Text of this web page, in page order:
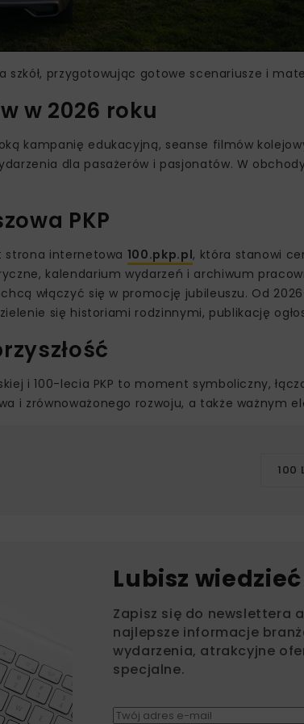
szkół, przygotowując gotowe scenariusze i
w 2026 roku
kampanię edukacyjną, seanse filmów
dla pasażerów i pasjonatów. W
PKP
strona internetowa 100.pkp.pl, która stanowi
kalendarium wydarzeń i archiwum
włączyć się w promocję jubileuszu. Od
się historiami rodzinnymi, publikację
i 100-lecia PKP to moment symboliczny,
i zrównoważonego rozwoju, a także ważnym
100
Lubisz
Zapisz się do newslettera
najlepsze informacje
wydarzenia, atrakcyjne
specjalne.